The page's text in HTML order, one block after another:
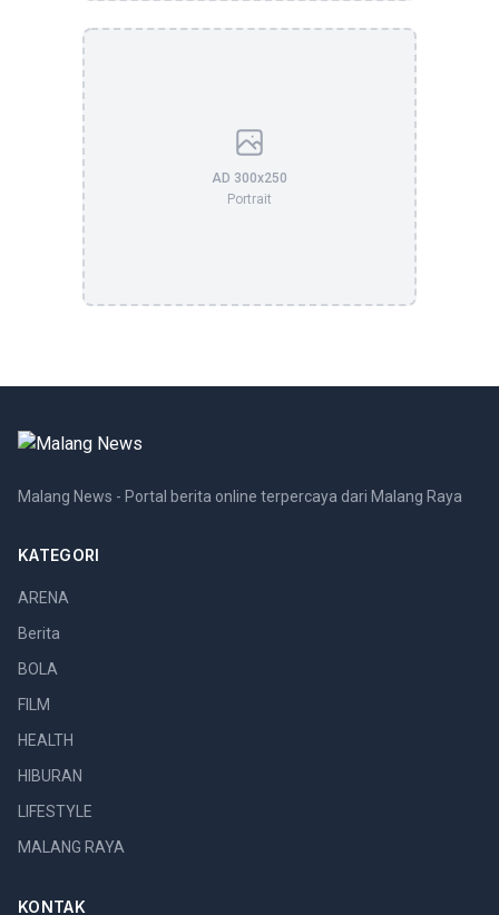
AD 300x250
Portrait
Malang News - Portal berita online terpercaya dari Malang Raya
KATEGORI
ARENA
Berita
BOLA
FILM
HEALTH
HIBURAN
LIFESTYLE
MALANG RAYA
KONTAK